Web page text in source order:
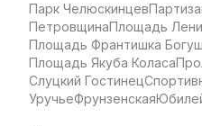
Парк Челюскинцев
ПетровщинаПлощадь
Площадь Франтишка
Площадь Якуба Коласа
Слуцкий Гостинец
УручьеФрунзенская